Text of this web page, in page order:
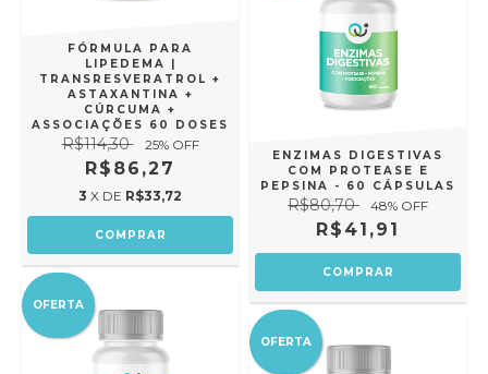
FÓRMULA PARA
LIPEDEMA |
TRANSRESVERATROL +
ASTAXANTINA +
CÚRCUMA +
ASSOCIAÇÕES 60 DOSES
R$114,30 25% OFF
R$86,27
3 X DE R$33,72
ENZIMAS DIGESTIVAS
COM PROTEASE E
PEPSINA - 60 CÁPSULAS
R$80,70 48% OFF
R$41,91
OFERTA
OFERTA